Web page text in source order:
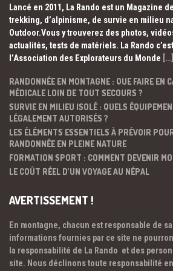
Lancé en 2011, La Rando est un Magazine
trekking, d’alpinisme, de survie en milieu
Outdoor.Vous y trouverez des photos,
actualités, tests de matériels. La Rando
l’Association des Explorateurs du Monde […]
RANDONNÉE EN MONTAGNE : QUE FAIRE EN
MÉDICALE LOIN DE TOUT SECOURS ?
SURVIE EN MILIEU ISOLÉ : QUELS
LÉGALEMENT AUTORISÉS ?
LES ÉLÉMENTS ESSENTIELS À PRÉVOIR
RANDONNÉE EN PLEINE NATURE
FORMATION SPORT : COMMENT DEVENIR
LE COÛT RÉEL D’UN VOYAGE AU NÉPAL
AVERTISSEMENT !
En montagne, chacun est responsable de
informations fournies par ce site ne
la responsabilité de La Rando et des
site. Nous déclinons toute responsabilité